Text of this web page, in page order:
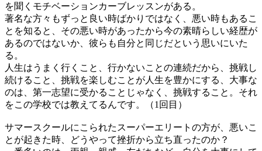
を聞くモチベーションカーブレッスンがある。
著名な方々もずっと良い時ばかりではなく、悪い時もあるこ
とを知ると、その悪い時があったから今の素晴らしい経歴が
あるのではないか、彼らも自分と同じだという思いにいた
る。
人生はうまく行くこと、行かないことの連続だから、挑戦し
続けること、挑戦を楽しむことが人生を豊かにする、大事な
のは、第一志望に受かることじゃなく、挑戦すること。それ
をこの学校では教えてるんです。（1回目）
サマースクールにこられたスーパーエリートの方が、悪いこ
とが起きた時、どうやって挫折から立ち直ったのか？